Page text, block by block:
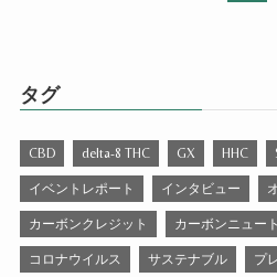
タグ
CBD delta-8 THC GX HHC
イベントレポート インタビュー
カーボンクレジット カーボンニュー
コロナウイルス サステナブル プ